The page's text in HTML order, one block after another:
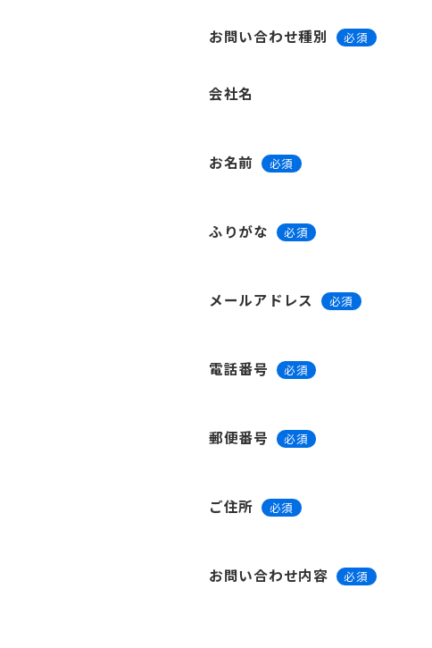
お問い合わせ種別 必須
会社名
お名前 必須
ふりがな 必須
メールアドレス 必須
電話番号 必須
郵便番号 必須
ご住所 必須
お問い合わせ内容 必須